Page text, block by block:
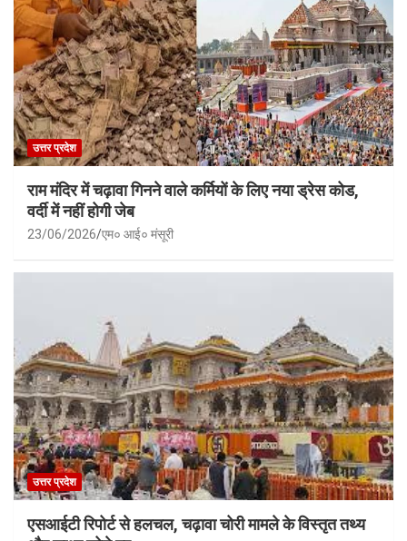
उत्तर प्रदेश
राम मंदिर में चढ़ावा गिनने वाले कर्मियों के लिए नया ड्रेस कोड,
वर्दी में नहीं होगी जेब
23/06/2026 एम० आई० मंसूरी
उत्तर प्रदेश
एसआईटी रिपोर्ट से हलचल, चढ़ावा चोरी मामले के विस्तृत तथ्य